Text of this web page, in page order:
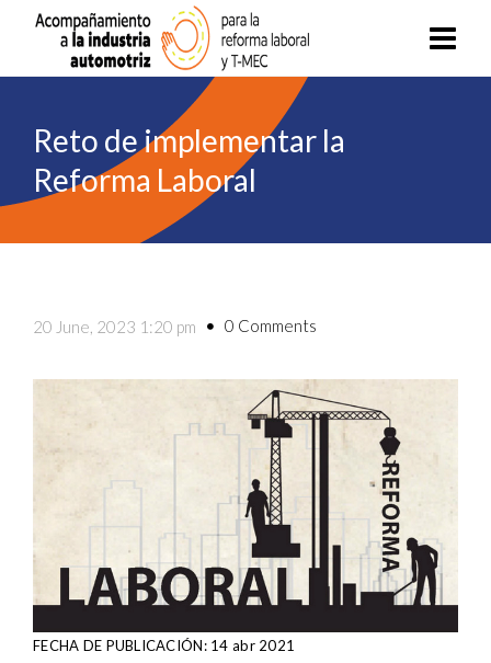
Reto de implementar la
Reforma Laboral
20 June, 2023 1:20 pm 0 Comments
FECHA DE PUBLICACIÓN: 14 abr 2021